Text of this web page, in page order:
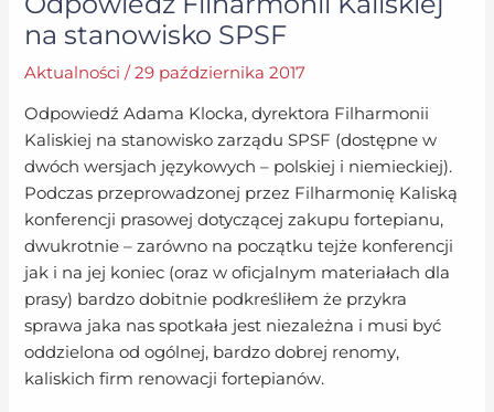
na stanowisko SPSF
Aktualności /29 października 2017
Odpowiedź Adama Klocka, dyrektora Filharmonii
Kaliskiej na stanowisko zarządu SPSF (dostępne w
dwóch wersjach językowych – polskiej i niemieckiej).
Podczas przeprowadzonej przez Filharmonię Kaliską
konferencji prasowej dotyczącej zakupu fortepianu,
dwukrotnie – zarówno na początku tejże konferencji
jak i na jej koniec (oraz w oficjalnym materiałach dla
prasy) bardzo dobitnie podkreśliłem że przykra
sprawa jaka nas spotkała jest niezależna i musi być
oddzielona od ogólnej, bardzo dobrej renomy,
kaliskich firm renowacji fortepianów.